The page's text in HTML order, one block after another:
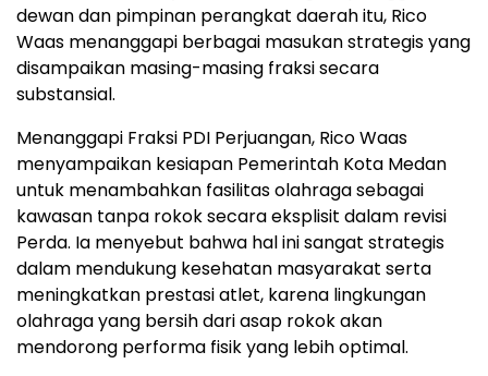
dewan dan pimpinan perangkat daerah itu, Rico
Waas menanggapi berbagai masukan strategis yang
disampaikan masing-masing fraksi secara
substansial.
Menanggapi Fraksi PDI Perjuangan, Rico Waas
menyampaikan kesiapan Pemerintah Kota Medan
untuk menambahkan fasilitas olahraga sebagai
kawasan tanpa rokok secara eksplisit dalam revisi
Perda. Ia menyebut bahwa hal ini sangat strategis
dalam mendukung kesehatan masyarakat serta
meningkatkan prestasi atlet, karena lingkungan
olahraga yang bersih dari asap rokok akan
mendorong performa fisik yang lebih optimal.